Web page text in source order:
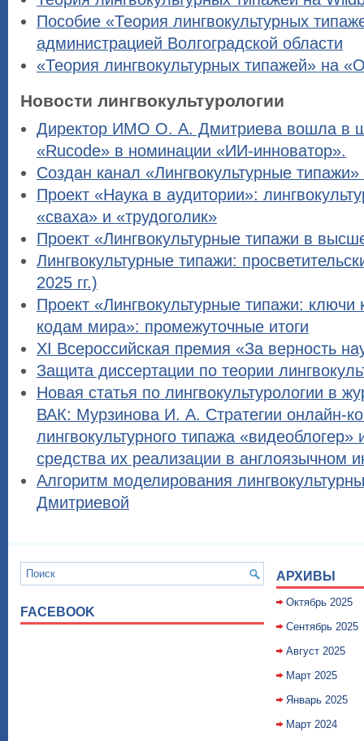
Пособие «Теория лингвокультурных
администрацией Волгоградской области
«Теория лингвокультурных типажей» на
Новости лингвокультурологии
Директор ИМО О. А. Дмитриева вошла в
«Rucode» в номинации «ИИ-инноватор».
Создан канал «Лингвокультурные
Проект «Наука в аудитории»:
«сваха» и «трудоголик»
Проект «Лингвокультурные типажи в
Лингвокультурные типажи:
2025 гг.)
Проект «Лингвокультурные типажи: ключи
кодам мира»: промежуточные итоги
XI Всероссийская премия «За верность
Защита диссертации по теории
Новая статья по лингвокультурологии в
ВАК: Мурзинова И. А. Стратегии онлайн-
лингвокультурного типажа «видеоблогер»
средства их реализации в англоязычном
Алгоритм моделирования
Дмитриевой
FACEBOOK
АРХИВЫ
Октябрь 2025
Сентябрь 2025
Август 2025
Март 2025
Январь 2025
Март 2024